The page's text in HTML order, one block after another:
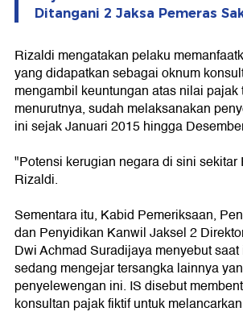
Ditangani 2 Jaksa Pemeras
Rizaldi mengatakan pelaku
yang didapatkan sebagai oknum
mengambil keuntungan atas nilai pajak
menurutnya, sudah melaksanakan
ini sejak Januari 2015 hingga
"Potensi kerugian negara di sini sekitar
Rizaldi.
Sementara itu, Kabid Pemeriksaan,
dan Penyidikan Kanwil Jaksel 2
Dwi Achmad Suradijaya menyebut
sedang mengejar tersangka lainnya
penyelewengan ini. IS disebut
konsultan pajak fiktif untuk